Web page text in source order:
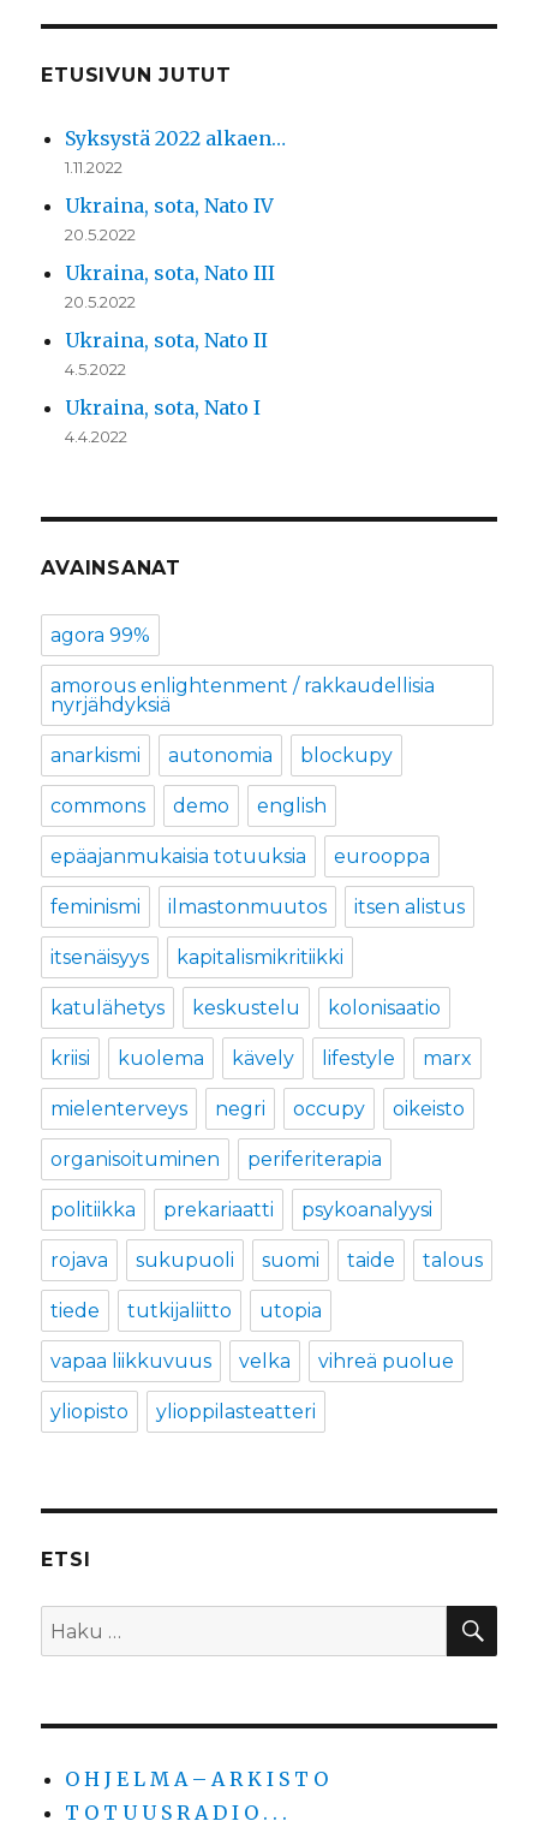
ETUSIVUN JUTUT
Syksystä 2022 alkaen…
1.11.2022
Ukraina, sota, Nato IV
20.5.2022
Ukraina, sota, Nato III
20.5.2022
Ukraina, sota, Nato II
4.5.2022
Ukraina, sota, Nato I
4.4.2022
AVAINSANAT
agora 99%
amorous enlightenment / rakkaudellisia
nyrjähdyksiä
anarkismi autonomia blockupy
commons demo english
epäajanmukaisia totuuksia eurooppa
feminismi ilmastonmuutos itsen alistus
itsenäisyys kapitalismikritiikki
katulähetys keskustelu kolonisaatio
kriisi kuolema kävely lifestyle marx
mielenterveys negri occupy oikeisto
organisoituminen periferiterapia
politiikka prekariaatti psykoanalyysi
rojava sukupuoli suomi taide talous
tiede tutkijaliitto utopia
vapaa liikkuvuus velka vihreä puolue
yliopisto ylioppilasteatteri
ETSI
Etsi:
O H J E L M A – A R K I S T O
T O T U U S R A D I O . . .